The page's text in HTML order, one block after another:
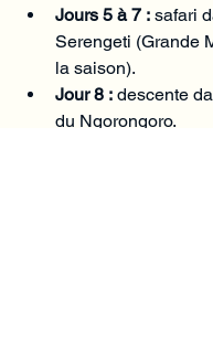
Jours 5 à 7 : safari
Serengeti (Grande
la saison).
Jour 8 : descente
du Ngorongoro.